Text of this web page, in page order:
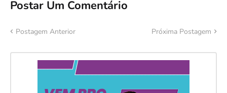
Postar Um Comentário
Postagem Anterior Próxima Postagem